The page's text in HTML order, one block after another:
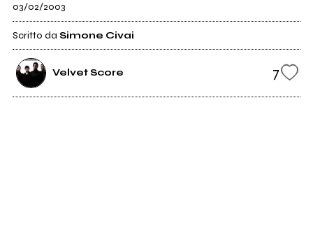
03/02/2003
Scritto da Simone Civai
Velvet Score 7